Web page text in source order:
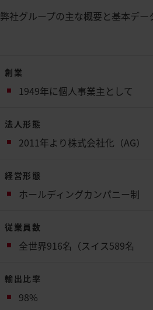
弊社グループの主な概要と基本デー
創業
1949年に個人事業主として
法人形態
2011年より株式会社化（AG）
経営形態
ホールディングカンパニー制
従業員数
全世界916名（スイス589名
輸出比率
98%